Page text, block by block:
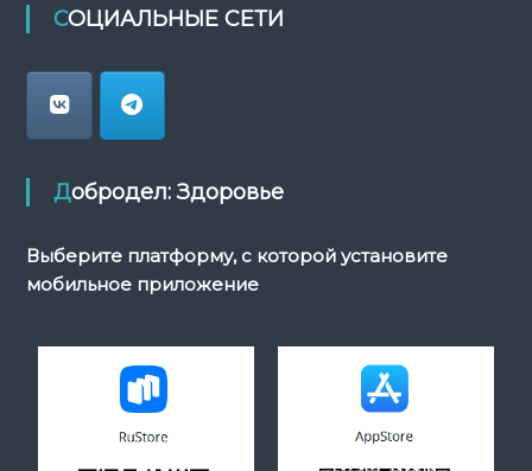
СОЦИАЛЬНЫЕ СЕТИ
Добродел: Здоровье
Выберите платформу, с которой установите
мобильное приложение